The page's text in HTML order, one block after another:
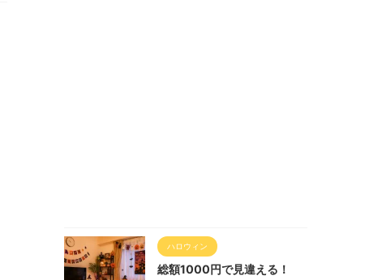
ハロウィン
総額1000円で見違える！